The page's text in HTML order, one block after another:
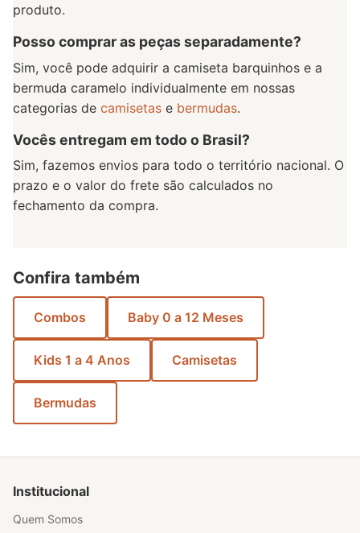
produto.
Posso comprar as peças separadamente?
Sim, você pode adquirir a camiseta barquinhos e a
bermuda caramelo individualmente em nossas
categorias de camisetas e bermudas.
Vocês entregam em todo o Brasil?
Sim, fazemos envios para todo o território nacional. O
prazo e o valor do frete são calculados no
fechamento da compra.
Confira também
Combos Baby 0 a 12 Meses
Kids 1 a 4 Anos Camisetas
Bermudas
Institucional
Quem Somos